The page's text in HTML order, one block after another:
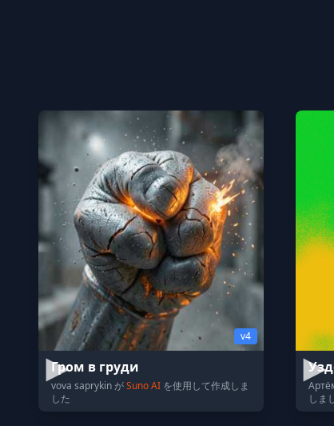
v4
Гром в груди
vova saprykin がSuno AI を使用して作成しま
した
しま